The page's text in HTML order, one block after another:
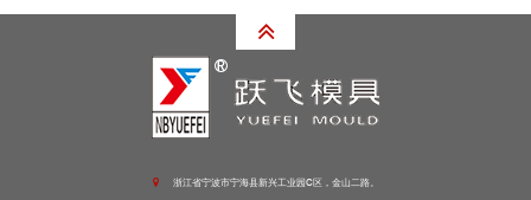
浙江省宁波市宁海县新兴工业园C区，金山二路。